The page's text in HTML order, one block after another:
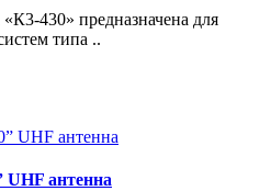
430» предназначена для
типа ..
UHF антенна